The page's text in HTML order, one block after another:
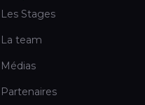
Les Stages
La team
Médias
Partenaires